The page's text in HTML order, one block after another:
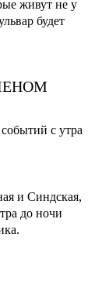
живут не у
будет
с утра
и Синдская,
до ночи